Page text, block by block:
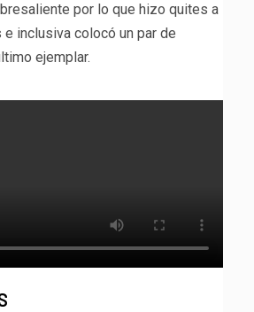
por lo que hizo quites a
inclusiva colocó un par de
ejemplar.